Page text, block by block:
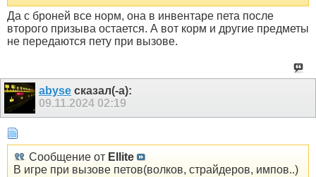
Да с броней все норм, она в инвентаре пета после
второго призыва остается. А вот корм и другие предметы
не передаются пету при вызове.
abyse сказал(-а):
09.11.2024 02:19
Сообщение от Ellite
В игре при вызове петов(волков, страйдеров, импов..)